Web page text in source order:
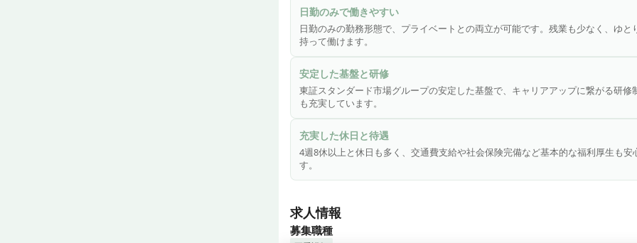
第一主義」という理念を掲げ、お客様に安心で笑顔溢れる生活環境を提
います。特に大切にしているのは、お客様の「生きがい作り」。安心・
もちろんのこと、お客様に楽しく毎日を過ごしていただけるよう、お客
場に立ったサービスを心がけています。
北九州市はじめ福岡県内に複数事業所もございますのでご相談ください
日勤のみで働きやすい
日勤のみの勤務形態で、プライベートとの両立が可能です。残業も少なく、ゆと
持って働けます。
安定した基盤と研修
東証スタンダード市場グループの安定した基盤で、キャリアアップに繋がる研修
も充実しています。
充実した休日と待遇
4週8休以上と休日も多く、交通費支給や社会保険完備など基本的な福利厚生も安
す。
求人情報
募集職種